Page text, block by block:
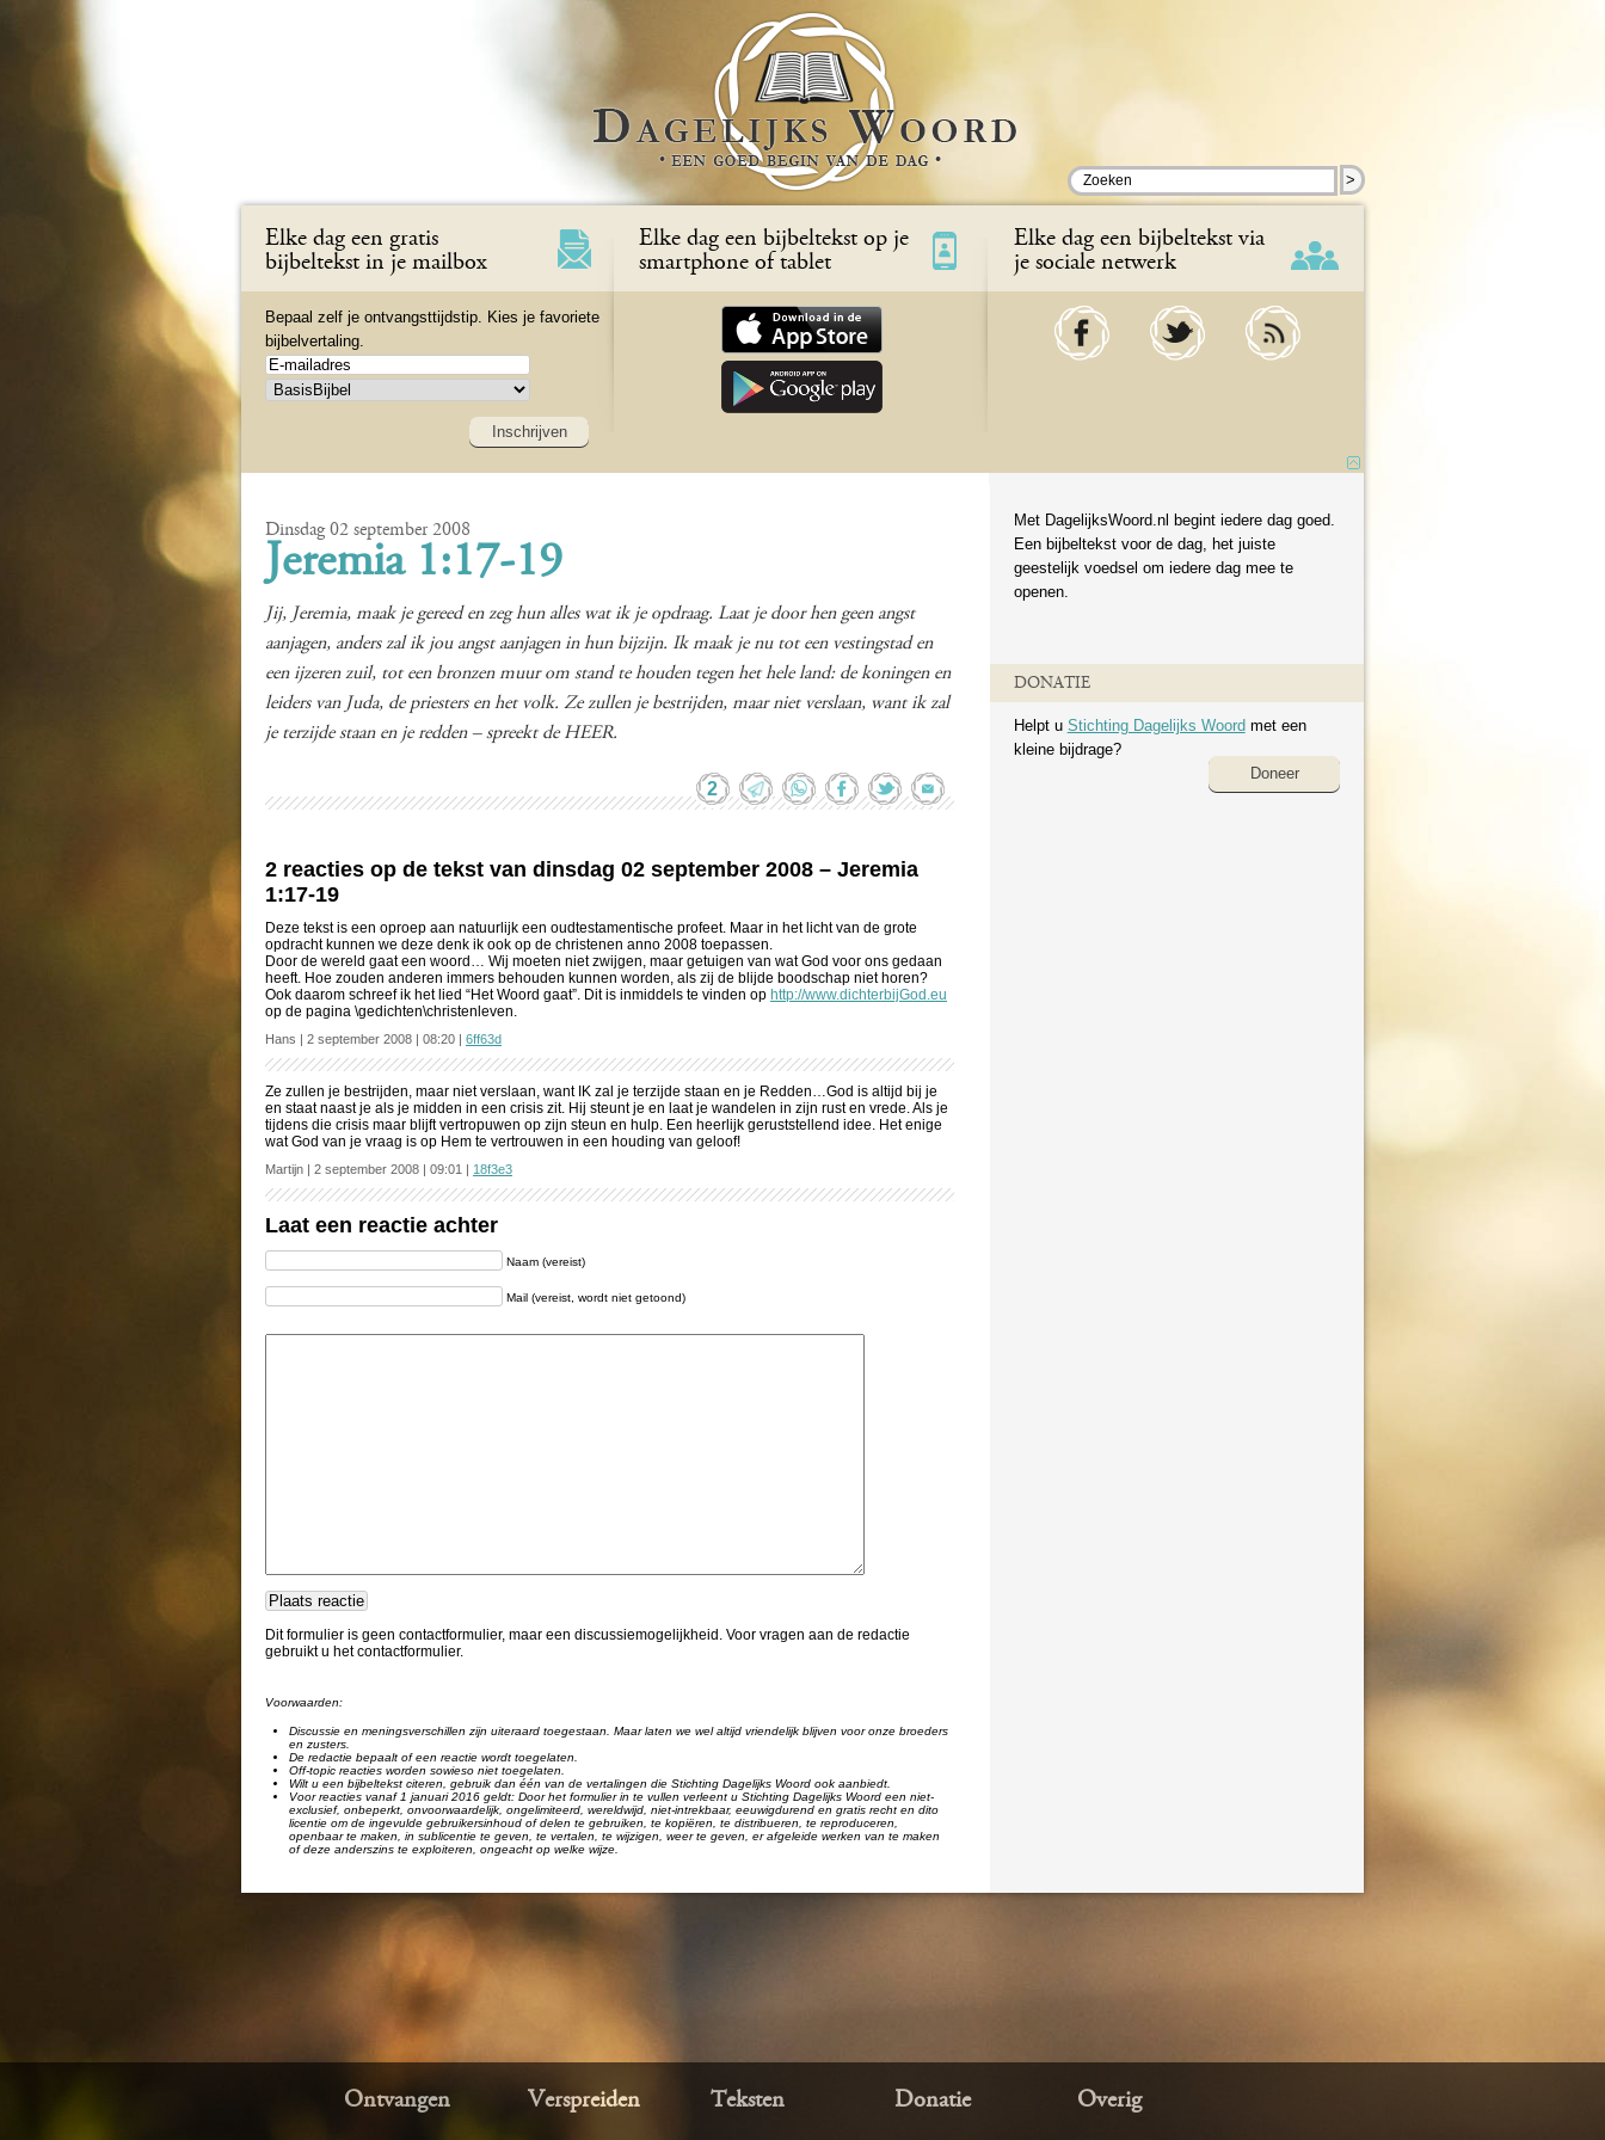
>
Elke dag een gratis
bijbeltekst in je mailbox
Bepaal zelf je ontvangsttijdstip. Kies je favoriete
bijbelvertaling.
Inschrijven
Elke dag een bijbeltekst op je
smartphone of tablet
Elke dag een bijbeltekst via
je sociale netwerk
Dinsdag 02 september 2008
Jeremia 1:17-19
Jij, Jeremia, maak je gereed en zeg hun alles wat ik je opdraag. Laat je door hen geen angst
aanjagen, anders zal ik jou angst aanjagen in hun bijzijn. Ik maak je nu tot een vestingstad en
een ijzeren zuil, tot een bronzen muur om stand te houden tegen het hele land: de koningen en
leiders van Juda, de priesters en het volk. Ze zullen je bestrijden, maar niet verslaan, want ik zal
je terzijde staan en je redden – spreekt de HEER.
2
2 reacties op de tekst van dinsdag 02 september 2008 – Jeremia
1:17-19
Deze tekst is een oproep aan natuurlijk een oudtestamentische profeet. Maar in het licht van de grote
opdracht kunnen we deze denk ik ook op de christenen anno 2008 toepassen.
Door de wereld gaat een woord… Wij moeten niet zwijgen, maar getuigen van wat God voor ons gedaan
heeft. Hoe zouden anderen immers behouden kunnen worden, als zij de blijde boodschap niet horen?
Ook daarom schreef ik het lied “Het Woord gaat”. Dit is inmiddels te vinden op http://www.dichterbijGod.eu
op de pagina \gedichten\christenleven.
Hans | 2 september 2008 | 08:20 | 6ff63d
Ze zullen je bestrijden, maar niet verslaan, want IK zal je terzijde staan en je Redden…God is altijd bij je
en staat naast je als je midden in een crisis zit. Hij steunt je en laat je wandelen in zijn rust en vrede. Als je
tijdens die crisis maar blijft vertropuwen op zijn steun en hulp. Een heerlijk geruststellend idee. Het enige
wat God van je vraag is op Hem te vertrouwen in een houding van geloof!
Martijn | 2 september 2008 | 09:01 | 18f3e3
Laat een reactie achter
Naam (vereist)
Mail (vereist, wordt niet getoond)
Dit formulier is geen contactformulier, maar een discussiemogelijkheid. Voor vragen aan de redactie
gebruikt u het contactformulier.
Voorwaarden:
Discussie en meningsverschillen zijn uiteraard toegestaan. Maar laten we wel altijd vriendelijk blijven voor onze broeders
en zusters.
De redactie bepaalt of een reactie wordt toegelaten.
Off-topic reacties worden sowieso niet toegelaten.
Wilt u een bijbeltekst citeren, gebruik dan één van de vertalingen die Stichting Dagelijks Woord ook aanbiedt.
Voor reacties vanaf 1 januari 2016 geldt: Door het formulier in te vullen verleent u Stichting Dagelijks Woord een niet-
exclusief, onbeperkt, onvoorwaardelijk, ongelimiteerd, wereldwijd, niet-intrekbaar, eeuwigdurend en gratis recht en dito
licentie om de ingevulde gebruikersinhoud of delen te gebruiken, te kopiëren, te distribueren, te reproduceren,
openbaar te maken, in sublicentie te geven, te vertalen, te wijzigen, weer te geven, er afgeleide werken van te maken
of deze anderszins te exploiteren, ongeacht op welke wijze.
Met DagelijksWoord.nl begint iedere dag goed.
Een bijbeltekst voor de dag, het juiste
geestelijk voedsel om iedere dag mee te
openen.
DONATIE
Helpt u Stichting Dagelijks Woord met een
kleine bijdrage?
Doneer
Ontvangen Verspreiden Teksten Donatie Overig